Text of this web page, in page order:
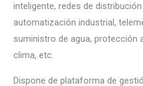
inteligente, redes de
automatización industrial,
suministro de agua, protección
clima, etc.
Dispone de plataforma de